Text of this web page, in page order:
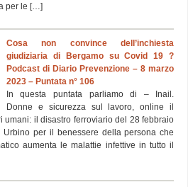
per le […]
Cosa non convince dell’inchiesta
giudiziaria di Bergamo su Covid 19 ?
Podcast di Diario Prevenzione – 8 marzo
2023 – Puntata n° 106
In questa puntata parliamo di – Inail.
Donne e sicurezza sul lavoro, online il
umani: il disastro ferroviario del 28 febbraio
per il benessere della persona che
aumenta le malattie infettive in tutto il